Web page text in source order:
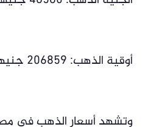
أوقية الذهب: 206859 جنيها
وتشهد أسعار الذهب في مصر